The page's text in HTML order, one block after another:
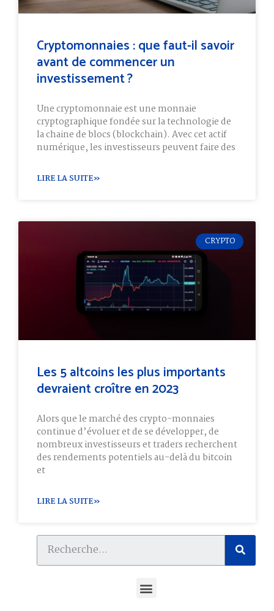
Cryptomonnaies : que faut-il savoir
avant de commencer un
investissement ?
Une cryptomonnaie est une monnaie
cryptographique fondée sur la technologie de
la chaine de blocs (blockchain). Avec cet actif
numérique, les investisseurs peuvent faire des
LIRE LA SUITE»
CRYPTO
Les 5 altcoins les plus importants
devraient croître en 2023
Alors que le marché des crypto-monnaies
continue d’évoluer et de se développer, de
nombreux investisseurs et traders recherchent
des rendements potentiels au-delà du bitcoin
et
LIRE LA SUITE»